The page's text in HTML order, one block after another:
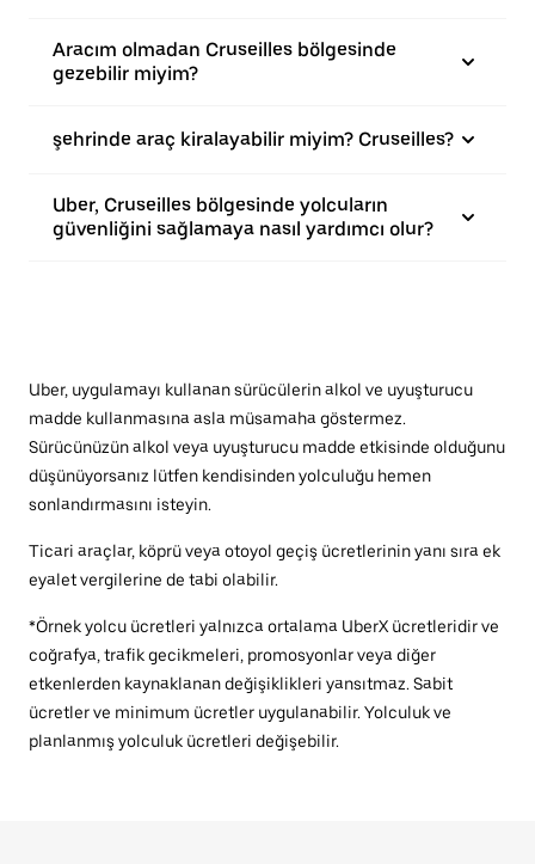
Aracım olmadan Cruseilles bölgesinde
gezebilir miyim?
şehrinde araç kiralayabilir miyim? Cruseilles?
Uber, Cruseilles bölgesinde yolcuların
güvenliğini sağlamaya nasıl yardımcı olur?
Uber, uygulamayı kullanan sürücülerin alkol ve uyuşturucu
madde kullanmasına asla müsamaha göstermez.
Sürücünüzün alkol veya uyuşturucu madde etkisinde olduğunu
düşünüyorsanız lütfen kendisinden yolculuğu hemen
sonlandırmasını isteyin.
Ticari araçlar, köprü veya otoyol geçiş ücretlerinin yanı sıra ek
eyalet vergilerine de tabi olabilir.
*Örnek yolcu ücretleri yalnızca ortalama UberX ücretleridir ve
coğrafya, trafik gecikmeleri, promosyonlar veya diğer
etkenlerden kaynaklanan değişiklikleri yansıtmaz. Sabit
ücretler ve minimum ücretler uygulanabilir. Yolculuk ve
planlanmış yolculuk ücretleri değişebilir.